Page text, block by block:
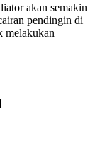
akan semakin
pendingin di
melakukan